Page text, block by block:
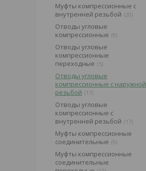
Муфты компрессионные с
внутренней резьбой 20
Отводы угловые
компрессионные 9
Отводы угловые
компрессионные
переходные
5
Отводы угловые
компрессионные с наружной
резьбой
17
Отводы угловые
компрессионные с
внутренней резьбой
17
Муфты компрессионные
соединительные 9
Муфты компрессионные
соединительные